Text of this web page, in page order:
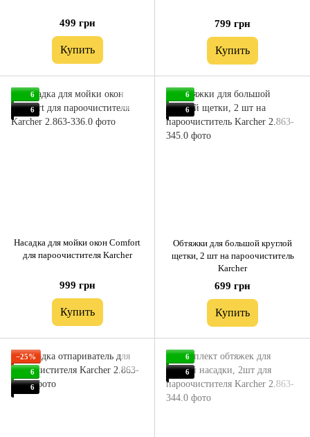
499 грн
Купить
799 грн
Купить
6
6
Насадка для мойки окон Comfort
для пароочистителя Karcher
999 грн
Купить
6
6
Обтяжки для большой круглой
щетки, 2 шт на пароочиститель
Karcher
699 грн
Купить
−25%
6
6
6
6